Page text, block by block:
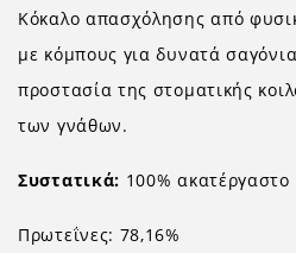
Κόκαλο απασχόλησης από
με κόμπους για δυνατά
προστασία της στοματικής
των γνάθων.
Συστατικά: 100% ακατέργαστο
Πρωτεΐνες: 78,16%